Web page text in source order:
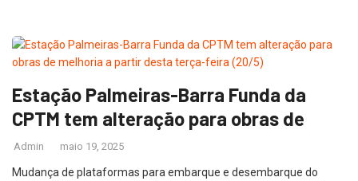
Estação Palmeiras-Barra Funda da
CPTM tem alteração para obras de
Admin maio 19, 2025
Mudança de plataformas para embarque e desembarque do